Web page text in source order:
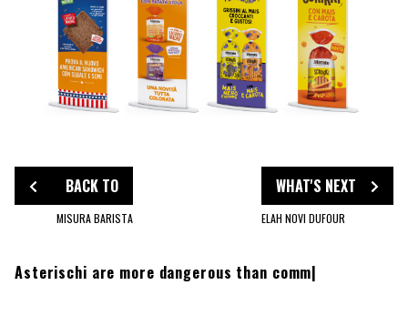
BACK TO
MISURA BARISTA
WHAT'S NEXT
ELAH NOVI DUFOUR
Asterischi are more dangerous than commas.